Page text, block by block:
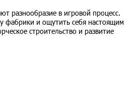
разнообразие в игровой процесс.
фабрики и ощутить себя настоящим
строительство и развитие